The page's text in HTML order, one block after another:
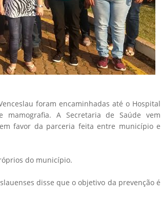
foram encaminhadas até o Hospital
A Secretaria de Saúde vem
favor da parceria feita entre município e
do município.
disse que o objetivo da prevenção é